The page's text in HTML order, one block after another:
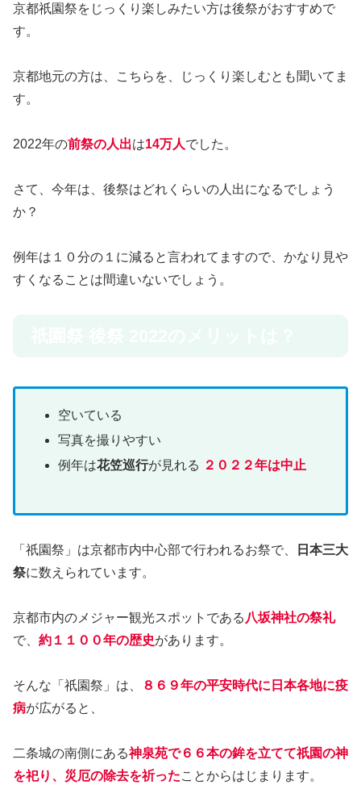
京都祇園祭をじっくり楽しみたい方は後祭がおすすめで
す。
京都地元の方は、こちらを、じっくり楽しむとも聞いてま
す。
2022年の前祭の人出は14万人でした。
さて、今年は、後祭はどれくらいの人出になるでしょう
か？
例年は１０分の１に減ると言われてますので、かなり見や
すくなることは間違いないでしょう。
空いている
写真を撮りやすい
例年は花笠巡行が見れる ２０２２年は中止
「祇園祭」は京都市内中心部で行われるお祭で、
日本三大
祭に数えられています。
京都市内のメジャー観光スポットである 八坂神社の祭礼
で、 約１１００年の歴史があります。
そんな「祇園祭」は、
８６９年の平安時代に日本各地に疫
病が広がると、
二条城の南側にある神泉苑で６６本の鉾を立てて祇園の神
を祀り、災厄の除去を祈ったことからはじまります。